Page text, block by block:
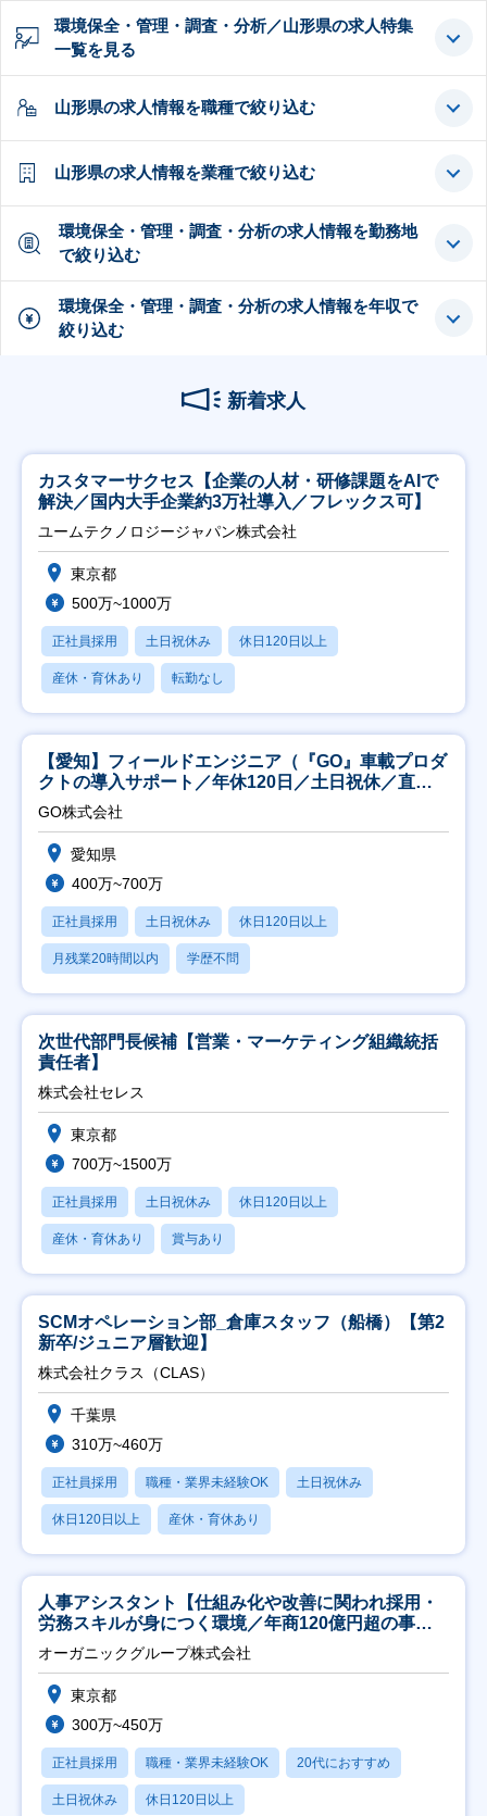
環境保全・管理・調査・分析／山形県の求人特集
一覧を見る
山形県の求人情報を職種で絞り込む
山形県の求人情報を業種で絞り込む
環境保全・管理・調査・分析の求人情報を勤務地
で絞り込む
環境保全・管理・調査・分析の求人情報を年収で
絞り込む
新着求人
カスタマーサクセス【企業の人材・研修課題をAIで
解決／国内大手企業約3万社導入／フレックス可】
ユームテクノロジージャパン株式会社
東京都
500万~1000万
正社員採用 土日祝休み 休日120日以上
産休・育休あり 転勤なし
【愛知】フィールドエンジニア（『GO』車載プロダ
クトの導入サポート／年休120日／土日祝休／直行
直帰
GO株式会社
愛知県
400万~700万
正社員採用 土日祝休み 休日120日以上
月残業20時間以内 学歴不問
次世代部門長候補【営業・マーケティング組織統括
責任者】
株式会社セレス
東京都
700万~1500万
正社員採用 土日祝休み 休日120日以上
産休・育休あり 賞与あり
SCMオペレーション部_倉庫スタッフ（船橋）【第2
新卒/ジュニア層歓迎】
株式会社クラス（CLAS）
千葉県
310万~460万
正社員採用 職種・業界未経験OK 土日祝休み
休日120日以上 産休・育休あり
人事アシスタント【仕組み化や改善に関われ採用・
労務スキルが身につく環境／年商120億円超の事業
会社】
オーガニックグループ株式会社
東京都
300万~450万
正社員採用 職種・業界未経験OK 20代におすすめ
土日祝休み 休日120日以上